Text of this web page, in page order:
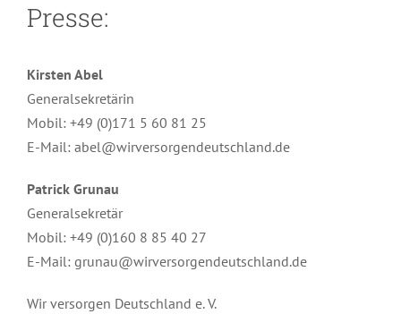
Presse:
Kirsten Abel
Generalsekretärin
Mobil: +49 (0)171 5 60 81 25
E-Mail: abel@wirversorgendeutschland.de
Patrick Grunau
Generalsekretär
Mobil: +49 (0)160 8 85 40 27
E-Mail: grunau@wirversorgendeutschland.de
Wir versorgen Deutschland e. V.